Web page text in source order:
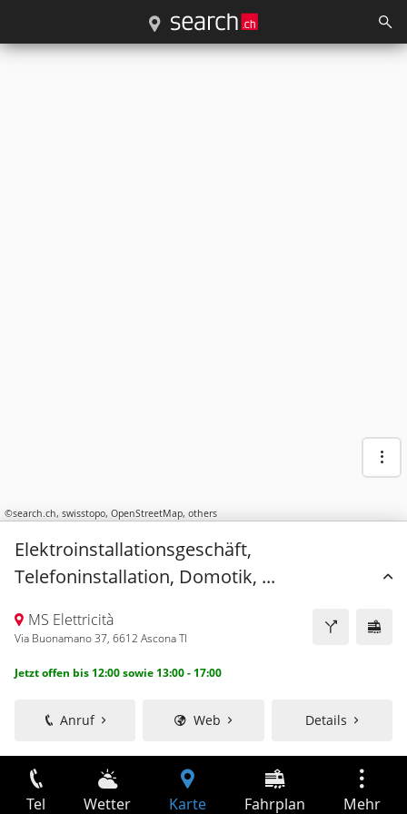
©search.ch, swisstopo, OpenStreetMap, others
Elektroinstallationsgeschäft,
Telefoninstallation, Domotik, ...
MS Elettricità
Via Buonamano 37, 6612 Ascona TI
Jetzt offen bis 12:00 sowie 13:00 - 17:00
Anruf Web Details
Tel Wetter Karte Fahrplan Mehr